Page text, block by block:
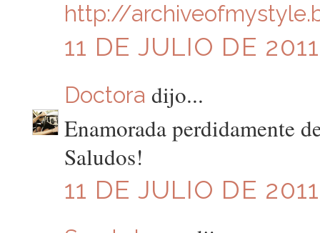
http://
11 DE JULIO DE
Doctora dijo...
Enamorada perdidamente
Saludos!
11 DE JULIO DE